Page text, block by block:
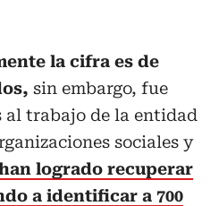
la cifra es de
sin embargo, fue
al trabajo de la entidad
sociales y
logrado recuperar
a identificar a 700